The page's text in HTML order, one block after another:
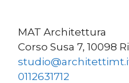
MAT Architettura
Corso Susa 7, 10098
0112631712